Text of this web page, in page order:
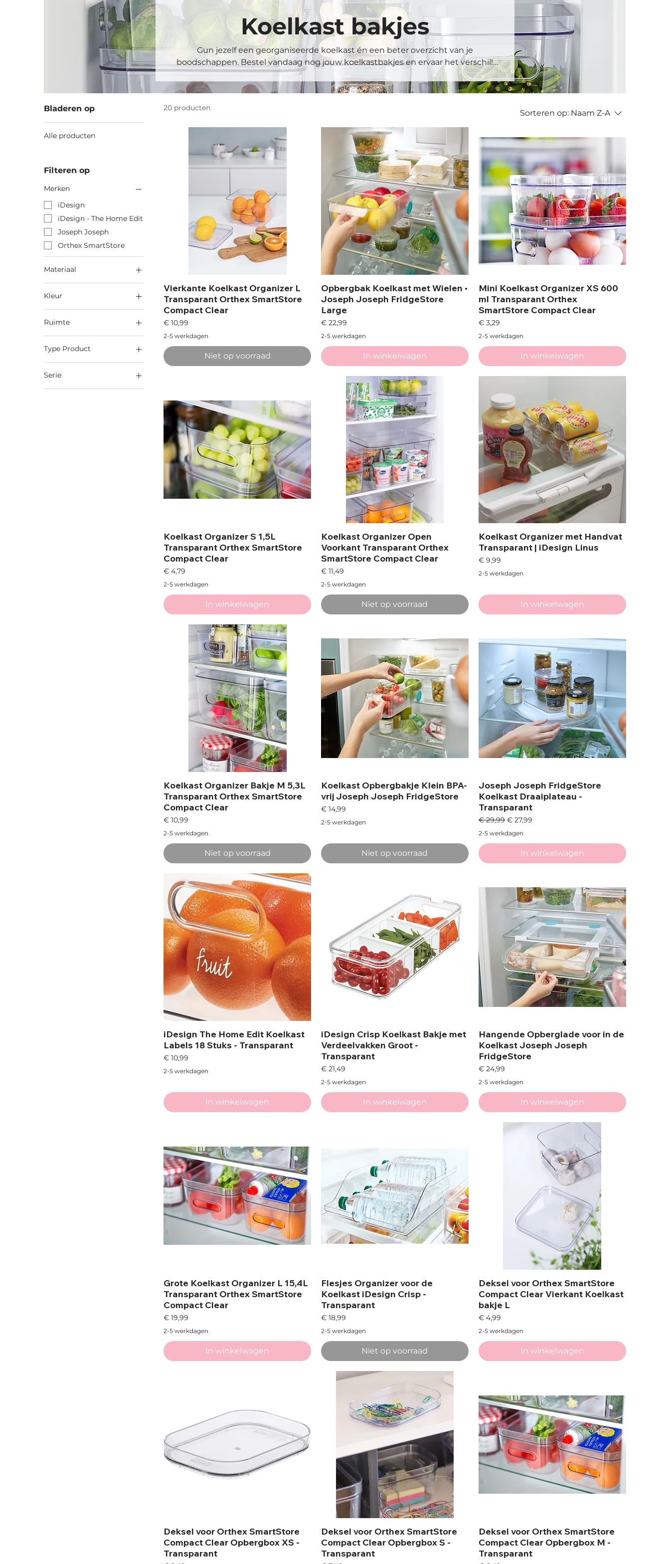
Koelkast bakjes
Gun jezelf een georganiseerde koelkast én een beter overzicht van je
boodschappen. Bestel vandaag nog jouw koelkastbakjes en ervaar het verschil!
Onze opbergers zijn speciaal ontworpen voor de koelkast – stevig, transparant en
stapelbaar. Zo zie je in één oogopslag wat je hebt, bespaar je ruimte en voorkom je
we hebben bakjes in verschillende formaten die perfect passen bij jouw indeling.
Bladeren op
Alle producten
Filteren op
Merken
iDesign
iDesign - The Home Edit
Joseph Joseph
Orthex SmartStore
Materiaal
Kunststof
Kleur
Transparant
Ruimte
Aanrecht
Bureau
Koelkast
Wasruimte
Type Product
Bakje
Ladebakjes
Opbergbox
Serie
Orthex SmartStore
20 producten
Sorteren op: Naam Z-A
Vierkante Koelkast Organizer L
Transparant Orthex SmartStore
Compact Clear
Prijs
€ 10,99
2-5 werkdagen
Niet op voorraad
Opbergbak Koelkast met Wielen •
Joseph Joseph FridgeStore
Large
Prijs
€ 22,99
2-5 werkdagen
In winkelwagen
Mini Koelkast Organizer XS 600
ml Transparant Orthex
SmartStore Compact Clear
Prijs
€ 3,29
2-5 werkdagen
In winkelwagen
Koelkast Organizer S 1,5L
Transparant Orthex SmartStore
Compact Clear
Prijs
€ 4,79
2-5 werkdagen
In winkelwagen
Koelkast Organizer Open
Voorkant Transparant Orthex
SmartStore Compact Clear
Prijs
€ 11,49
2-5 werkdagen
Niet op voorraad
Koelkast Organizer met Handvat
Transparant | iDesign Linus
Prijs
€ 9,99
2-5 werkdagen
In winkelwagen
Koelkast Organizer Bakje M 5,3L
Transparant Orthex SmartStore
Compact Clear
Prijs
€ 10,99
2-5 werkdagen
Niet op voorraad
Koelkast Opbergbakje Klein BPA-
vrij Joseph Joseph FridgeStore
Prijs
€ 14,99
2-5 werkdagen
Niet op voorraad
Joseph Joseph FridgeStore
Koelkast Draaiplateau -
Transparant
Normale prijs
€ 29,99 Verkoopprijs
€ 27,99
2-5 werkdagen
In winkelwagen
iDesign The Home Edit Koelkast
Labels 18 Stuks - Transparant
Prijs
€ 10,99
2-5 werkdagen
In winkelwagen
iDesign Crisp Koelkast Bakje met
Verdeelvakken Groot -
Transparant
Prijs
€ 21,49
2-5 werkdagen
In winkelwagen
Hangende Opberglade voor in de
Koelkast Joseph Joseph
FridgeStore
Prijs
€ 24,99
2-5 werkdagen
In winkelwagen
Grote Koelkast Organizer L 15,4L
Transparant Orthex SmartStore
Compact Clear
Prijs
€ 19,99
2-5 werkdagen
In winkelwagen
Flesjes Organizer voor de
Koelkast iDesign Crisp -
Transparant
Prijs
€ 18,99
2-5 werkdagen
Niet op voorraad
Deksel voor Orthex SmartStore
Compact Clear Vierkant Koelkast
bakje L
Prijs
€ 4,99
2-5 werkdagen
In winkelwagen
Deksel voor Orthex SmartStore
Compact Clear Opbergbox XS -
Transparant
Deksel voor Orthex SmartStore
Compact Clear Opbergbox S -
Transparant
Deksel voor Orthex SmartStore
Compact Clear Opbergbox M -
Transparant